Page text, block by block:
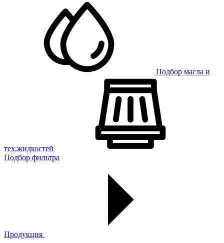
Подбор масла и
тех.жидкостей
Подбор фильтра
Продукция